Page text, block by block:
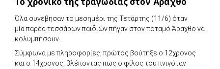
Όλα συνέβησαν το μεσημέρι της Τετάρτης (11/6) όταν
μία παρέα τεσσάρων παιδιών πήγαν στον ποταμό Άραχθο να
κολυμπήσουν.
Σύμφωνα με πληροφορίες, πρώτος βούτηξε ο 12χρονος
και ο 14χρονος, βλέποντας πως ο φίλος του πνιγόταν